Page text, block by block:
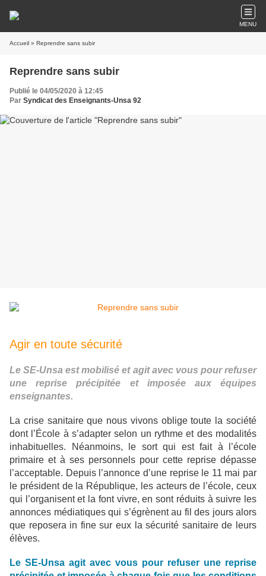
MENU
Accueil » Reprendre sans subir
Reprendre sans subir
Publié le 04/05/2020 à 12:45
Par Syndicat des Enseignants-Unsa 92
Agir en toute sécurité
Le SE-Unsa est mobilisé et agit avec vous pour refuser
une reprise précipitée et imposée aux équipes
enseignantes.
La crise sanitaire que nous vivons oblige toute la société
dont l’École à s’adapter selon un rythme et des modalités
inhabituelles. Néanmoins, le sort qui est fait à l’école
primaire et à ses personnels pour cette reprise dépasse
l’acceptable. Depuis l’annonce d’une reprise le 11 mai par
le président de la République, les acteurs de l’école, ceux
qui l’organisent et la font vivre, en sont réduits à suivre les
annonces médiatiques qui s’égrènent au fil des jours alors
que reposera in fine sur eux la sécurité sanitaire de leurs
élèves.
Le SE-Unsa agit avec vous pour refuser une reprise